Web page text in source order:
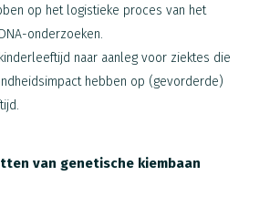
op het logistieke proces van het
onderzoeken.
naar aanleg voor ziektes die
hebben op (gevorderde)
van genetische kiembaan